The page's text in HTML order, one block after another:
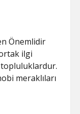
Önemlidir
ilgi
topluluklardur.
meraklıları